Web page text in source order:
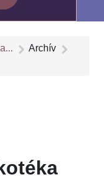
Archív